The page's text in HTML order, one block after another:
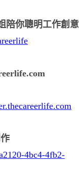
陪你聰明工作創意
4bc4-4fb2-